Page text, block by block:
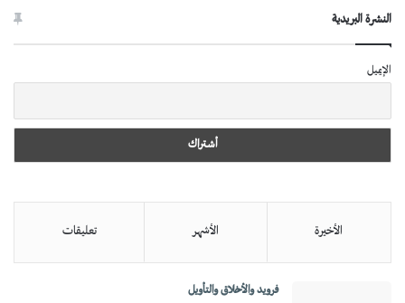
النشرة البريدية
الإيميل
الأخيرة الأشهر تعليقات
فرويد والأخلاق والتأويل